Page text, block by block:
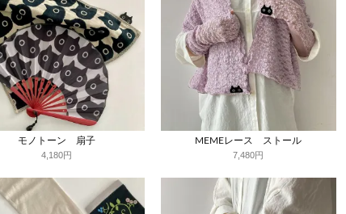
モノトーン 扇子
4,180円
MEMEレース ストール
7,480円